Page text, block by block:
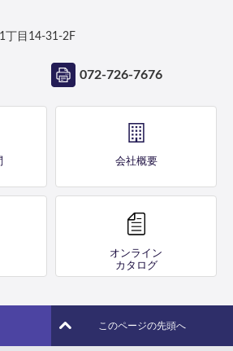
丁目14-31-2F
072-726-7676
会社概要
オンライン
カタログ
このページの先頭へ